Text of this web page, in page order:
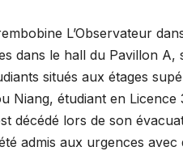
L’Observateur
dans le hall du Pavillon A,
situés aux étages
Niang, étudiant en
décédé lors de son
admis aux urgences